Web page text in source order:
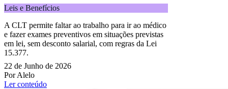
Leis e Benefícios
A CLT permite faltar ao trabalho para ir ao médico
e fazer exames preventivos em situações previstas
em lei, sem desconto salarial, com regras da Lei
15.377.
22 de Junho de 2026
Por Alelo
Ler conteúdo